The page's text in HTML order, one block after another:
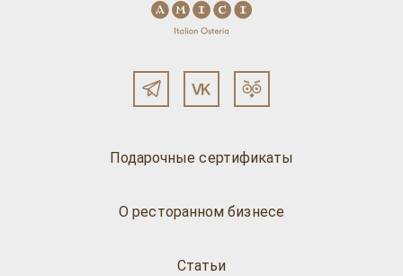
Подарочные сертификаты
О ресторанном бизнесе
Статьи